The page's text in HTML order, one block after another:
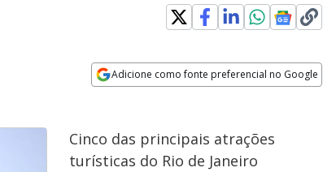
Adicione como fonte preferencial no Google
Cinco das principais atrações
turísticas do Rio de Janeiro